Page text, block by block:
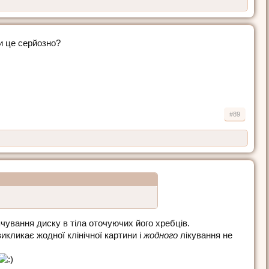
це серйозно?
#89
диску в тіла оточуючих його хребців.
жодної клінічної картини іжодного лікування не